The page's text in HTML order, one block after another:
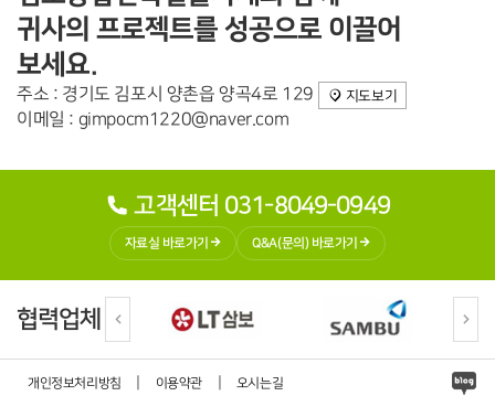
귀사의 프로젝트를 성공으로 이끌어
보세요.
주소 : 경기도 김포시 양촌읍 양곡4로 129 지도보기
이메일 : gimpocm1220@naver.com
고객센터 031-8049-0949
자료실 바로가기 Q&A(문의) 바로가기
협력업체
개인정보처리방침 이용약관 오시는길